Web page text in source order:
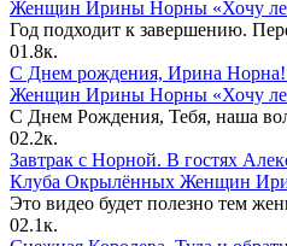
Женщин Ирины Норны «Хочу
Год подходит к завершению.
01.8к.
С Днем рождения, Ирина
Женщин Ирины Норны «Хочу
С Днем Рождения, Тебя, наша
02.2к.
Завтрак с Норной. В гостях
Клуба Окрылённых Женщин
Это видео будет полезно тем
02.1к.